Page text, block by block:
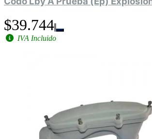
$39.744
IVA Incluido